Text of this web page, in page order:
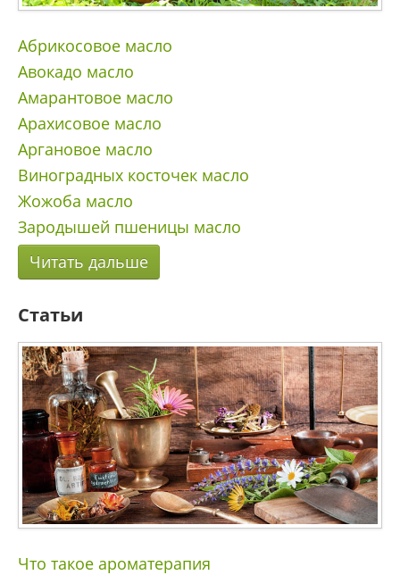
Абрикосовое масло
Авокадо масло
Амарантовое масло
Арахисовое масло
Аргановое масло
Виноградных косточек масло
Жожоба масло
Зародышей пшеницы масло
Читать дальше
Статьи
Что такое ароматерапия